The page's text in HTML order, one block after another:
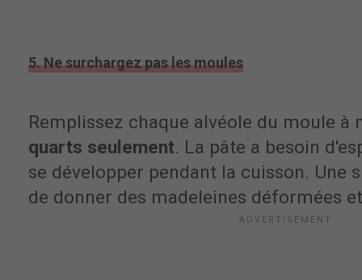
5. Ne surchargez pas les moules
Remplissez chaque alvéole du moule à
quarts seulement. La pâte a besoin
se développer pendant la cuisson. Une
de donner des madeleines déformées